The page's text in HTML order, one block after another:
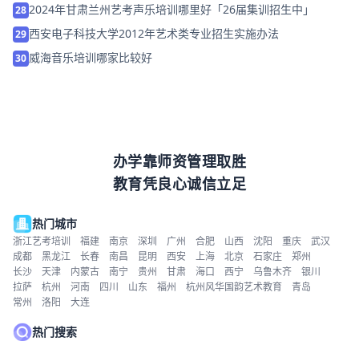
282024年甘肃兰州艺考声乐培训哪里好「26届集训招生中」
29西安电子科技大学2012年艺术类专业招生实施办法
30 威海音乐培训哪家比较好
办学靠师资管理取胜
教育凭良心诚信立足
热门城市
浙江艺考培训 福建 南京 深圳 广州 合肥 山西 沈阳 重庆
武汉
成都
黑龙江 长春 南昌 昆明 西安 上海 北京 石家庄
郑州
长沙
天津 内蒙古 南宁 贵州 甘肃 海口 西宁 乌鲁木齐
银川
拉萨
杭州 河南 四川 山东 福州 杭州风华国韵艺术教育
青岛
常州
洛阳 大连
热门搜索